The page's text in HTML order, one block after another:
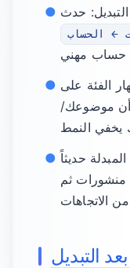
حدث
← الحساب
الفئة على
أن موضوعك/
حديثاً
تحتاج محتوى/وقت؛ انشر 3-5 منشورات ثم
التبديل